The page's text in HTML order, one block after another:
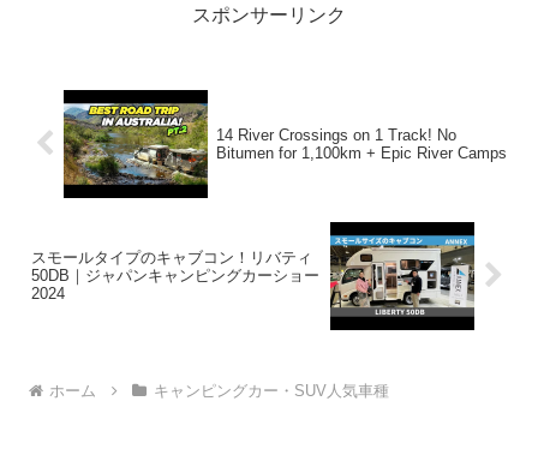
スポンサーリンク
14 River Crossings on 1 Track! No
Bitumen for 1,100km + Epic River Camps
スモールタイプのキャブコン！リバティ
50DB｜ジャパンキャンピングカーショー
2024
ホーム キャンピングカー・SUV人気車種